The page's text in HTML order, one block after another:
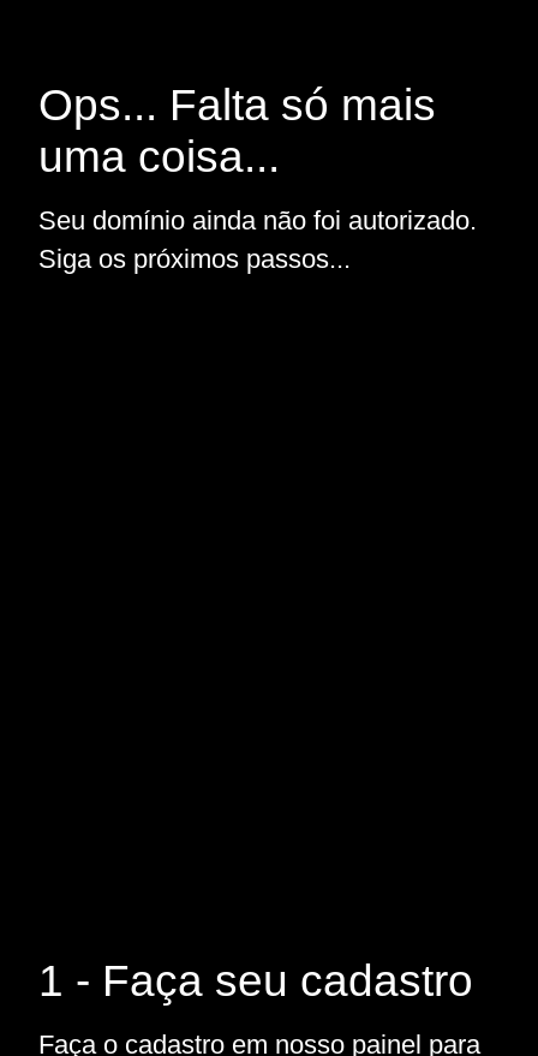
Ops... Falta só mais
uma coisa...
Seu domínio ainda não foi autorizado.
Siga os próximos passos...
1 - Faça seu cadastro
Faça o cadastro em nosso painel para